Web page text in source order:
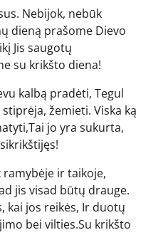
Nebijok, nebūk
dieną prašome Dievo
Jis saugotų
su krikšto diena!
kalbą pradėti, Tegul
žemieti. Viska ką
jo yra sukurta,
ramybėje ir taikoje,
jis visad būtų drauge.
kai jos reikės, Ir duotų
bei vilties.Su krikšto